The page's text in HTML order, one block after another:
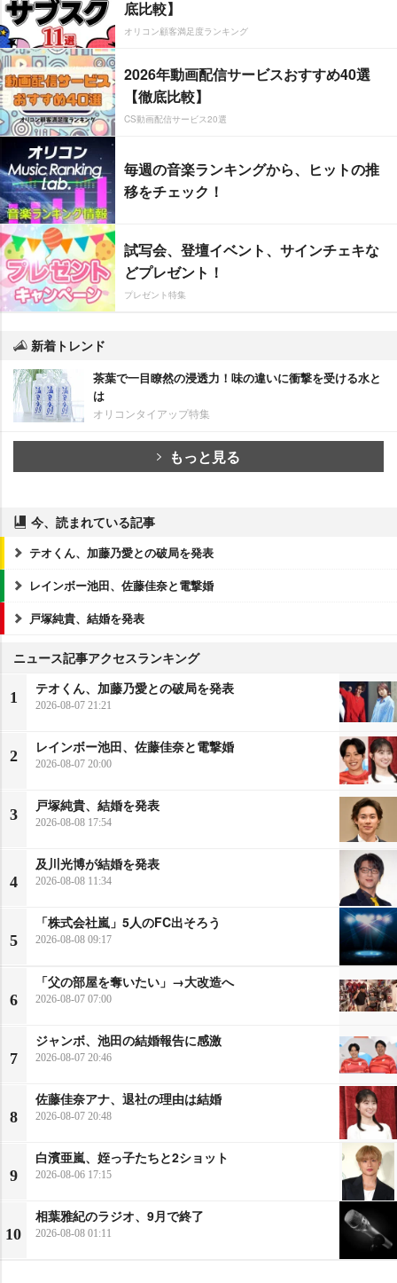
底比較】
オリコン顧客満足度ランキング
2026年動画配信サービスおすすめ40選
【徹底比較】
CS動画配信サービス20選
毎週の音楽ランキングから、ヒットの推
移をチェック！
試写会、登壇イベント、サインチェキな
どプレゼント！
プレゼント特集
新着トレンド
茶葉で一目瞭然の浸透力！味の違いに衝撃を受ける水と
は
オリコンタイアップ特集
もっと見る
今、読まれている記事
テオくん、加藤乃愛との破局を発表
レインボー池田、佐藤佳奈と電撃婚
戸塚純貴、結婚を発表
ニュース記事アクセスランキング
1
テオくん、加藤乃愛との破局を発表
2026-08-07 21:21
2
レインボー池田、佐藤佳奈と電撃婚
2026-08-07 20:00
3
戸塚純貴、結婚を発表
2026-08-08 17:54
4
及川光博が結婚を発表
2026-08-08 11:34
5
「株式会社嵐」5人のFC出そろう
2026-08-08 09:17
6
「父の部屋を奪いたい」→大改造へ
2026-08-07 07:00
7
ジャンボ、池田の結婚報告に感激
2026-08-07 20:46
8
佐藤佳奈アナ、退社の理由は結婚
2026-08-07 20:48
9
白濱亜嵐、姪っ子たちと2ショット
2026-08-06 17:15
10
相葉雅紀のラジオ、9月で終了
2026-08-08 01:11